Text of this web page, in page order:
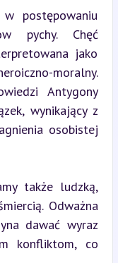
postępowaniu
pychy. Chęć
jako
moralny.
Antygony
wynikający z
osobistej
także ludzką,
Odważna
dawać wyraz
konfliktom, co